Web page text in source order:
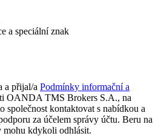
a speciální znak
a přijal/a Podmínky informační a
OANDA TMS Brokers S.A., na
společnost kontaktovat s nabídkou a
za účelem správy účtu. Beru na
mohu kdykoli odhlásit.